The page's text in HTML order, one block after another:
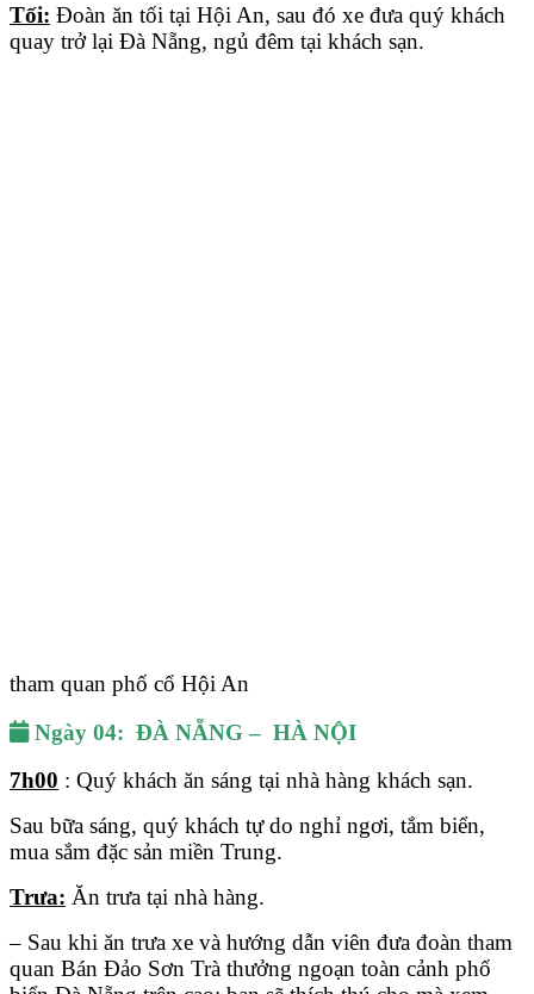
Tối: Đoàn ăn tối tại Hội An, sau đó xe đưa quý khách
quay trở lại Đà Nẵng, ngủ đêm tại khách sạn.
tham quan phố cổ Hội An
Ngày 04: ĐÀ NẴNG – HÀ NỘI
7h00 : Quý khách ăn sáng tại nhà hàng khách sạn.
Sau bữa sáng, quý khách tự do nghỉ ngơi, tắm biển,
mua sắm đặc sản miền Trung.
Trưa: Ăn trưa tại nhà hàng.
– Sau khi ăn trưa xe và hướng dẫn viên đưa đoàn tham
quan Bán Đảo Sơn Trà thưởng ngoạn toàn cảnh phố